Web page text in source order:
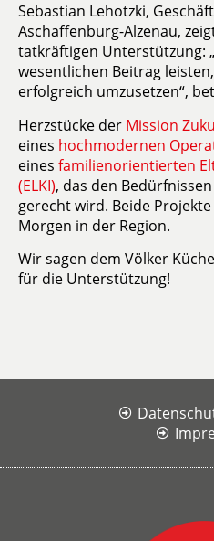
Sebastian Lehotzki,
Aschaffenburg-Alzenau,
tatkräftigen Unterstützung:
wesentlichen Beitrag
erfolgreich umzusetzen“,
Herzstücke der Mission
eines hochmodernen
eines familienorientierten
(ELKI), das den
gerecht wird. Beide
Morgen in der Region.
Wir sagen dem Völker
für die Unterstützung!